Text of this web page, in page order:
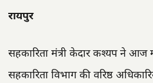
रायपुर
सहकारिता मंत्री केदार कश्यप ने आज
सहकारिता विभाग की वरिष्ठ